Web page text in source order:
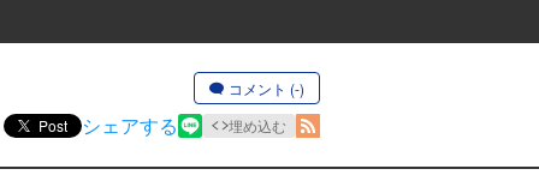
コメント (-)
Post シェアする 埋め込む